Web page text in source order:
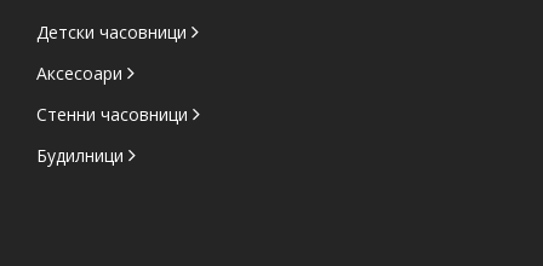
Детски часовници
Аксесоари
Стенни часовници
Будилници